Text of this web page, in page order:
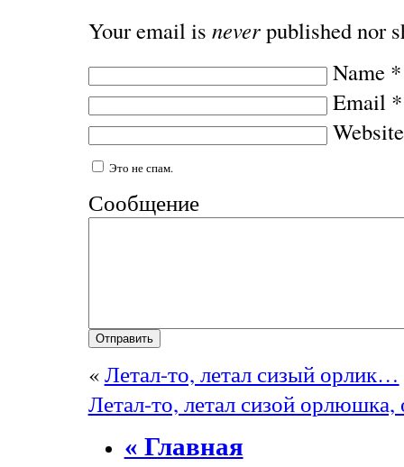
Your email is neverpublished nor
Name *
Email *
Website
Это не спам.
Сообщение
«Летал-то, летал сизый орлик…
Летал-то, летал сизой
« Главная